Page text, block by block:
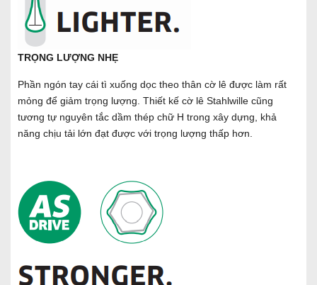
TRỌNG LƯỢNG NHẸ
Phần ngón tay cái tì xuống dọc theo thân cờ lê được làm rất
mỏng để giảm trọng lượng. Thiết kế cờ lê Stahlwille cũng
tương tự nguyên tắc dầm thép chữ H trong xây dựng, khả
năng chịu tải lớn đạt được với trọng lượng thấp hơn.